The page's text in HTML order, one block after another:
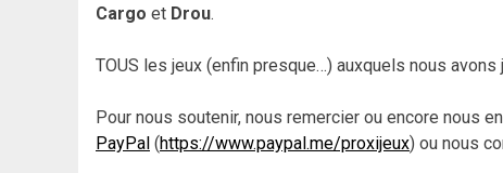
Cargo et Drou.
TOUS les jeux (enfin presque…) auxquels nous
Pour nous soutenir, nous remercier ou encore nous
PayPal (https://www.paypal.me/proxijeux) ou nous